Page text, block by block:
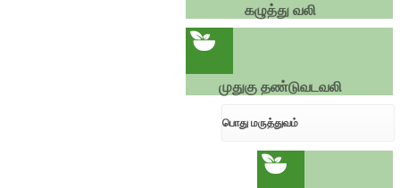
கழுத்து வலி
முதுகு தண்டுவடவலி
பொது மருத்துவம்